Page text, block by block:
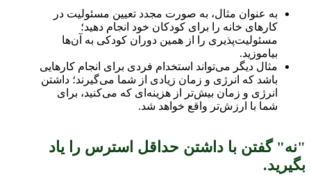
به عنوان مثال، به صورت مجدد تعیین مسئولیت در
کار‌های خانه را برای کودکان خود انجام دهید؛
مسئولیت‌پذیری را از همین دوران کودکی به آن‌ها
بیاموزید.
مثال دیگر می‌تواند استخدام فردی برای انجام کار‌هایی
باشد که انرژی و زمان زیادی از شما می‌گیرند؛ داشتن
انرژی و زمان بیش‌تر از هزینه‌ای که می‌کنید، برای
شما با‌ ارزش‌تر واقع خواهد شد.
"نه" گفتن با داشتن حداقل استرس را یاد
بگیرید.